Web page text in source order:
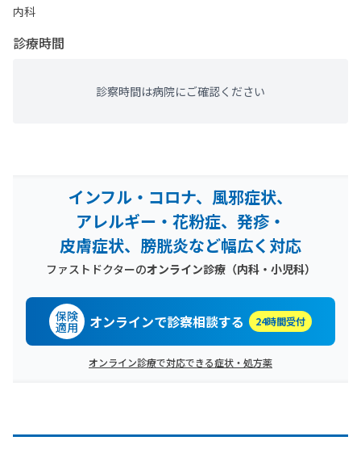
内科
診療時間
診察時間は病院にご確認ください
インフル・コロナ、風邪症状、
アレルギー・花粉症、発疹・
皮膚症状、膀胱炎など幅広く対応
ファストドクターのオンライン診療（内科・小児科）
保険
適用 オンラインで診察相談する 24時間受付
オンライン診療で対応できる症状・処方薬